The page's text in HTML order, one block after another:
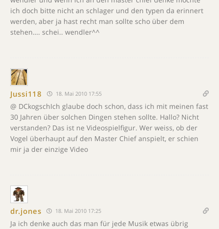
ich doch bitte nicht an schlager und den typen da erinnert
werden, aber ja hast recht man sollte scho über dem
stehen…. schei.. wendler^^
Jussi118 18. Mai 2010 17:55
@ DCkogschIch glaube doch schon, dass ich mit meinen fast
30 Jahren über solchen Dingen stehen sollte. Hallo? Nicht
verstanden? Das ist ne Videospielfigur. Wer weiss, ob der
Vogel überhaupt auf den Master Chief anspielt, er schien
mir ja der einzige Video
dr.jones 18. Mai 2010 17:25
Ja ich denke auch das man für jede Musik etwas übrig